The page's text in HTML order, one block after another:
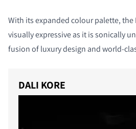
With its expanded colour palette, the
visually expressive as it is sonically
fusion of luxury design and world-
DALI KORE